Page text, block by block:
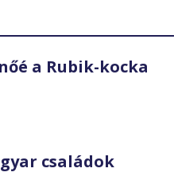
a Rubik-kocka
családok